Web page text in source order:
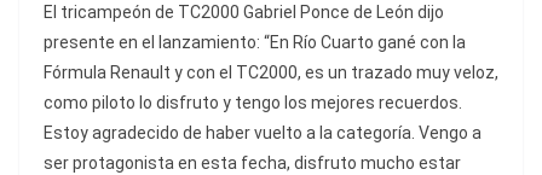
El tricampeón de TC2000 Gabriel Ponce de León dijo
presente en el lanzamiento: “En Río Cuarto gané con la
Fórmula Renault y con el TC2000, es un trazado muy veloz,
como piloto lo disfruto y tengo los mejores recuerdos.
Estoy agradecido de haber vuelto a la categoría. Vengo a
ser protagonista en esta fecha, disfruto mucho estar